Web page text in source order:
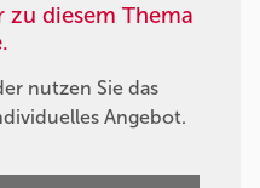
zu diesem Thema
nutzen Sie das
Angebot.